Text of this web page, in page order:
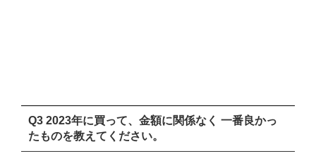
Q3 2023年に買って、金額に関係なく 一番良かっ
たものを教えてください。